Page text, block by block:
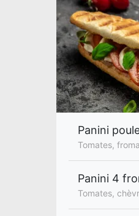
Panini
Tomates,
Panini 4
Tomates,